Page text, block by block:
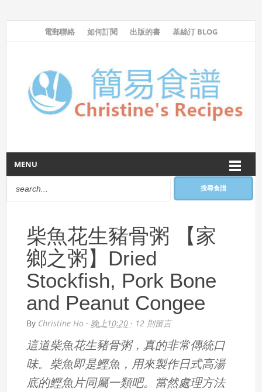
電郵聯絡 如何訂閱 出版的書 基絲汀 BLOG
MENU
搜尋食譜
柴魚花生豬骨粥 【家
鄉之粥】Dried
Stockfish, Pork Bone
and Peanut Congee
By Christine Ho · 晚上10:20 · 12 則留言
這道柴魚花生豬骨粥，真的非常傳統口
味。柴魚即是鰹魚，用來製作日式高湯
底的鰹魚片同屬一類吧。當然處理方法